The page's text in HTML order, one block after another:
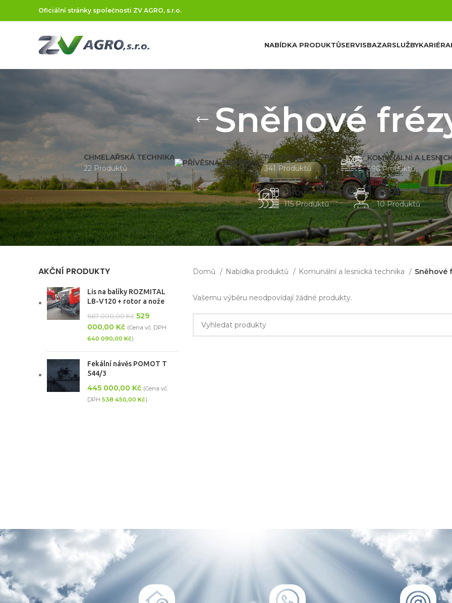
Oficiální stránky společnosti ZV AGRO, s.r.o.
NABÍDKA PRODUKTŮSERVISBAZARSLUŽBYKARIÉRA
Sněhové
CHMELAŘSKÁ TECHNIKA
22 Produktů
PŘÍVĚSNÁ TECHNIKA
341 Produktů
KOMUNÁLNÍ A
396 Produktů
CHOV A USTÁJENÍ
115 Produktů
BAZAR
10 Produktů
AKČNÍ PRODUKTY
Lis na balíky ROZMITAL
LB-V120 + rotor a nože
667 000,00Kč 529
000,00 Kč (Cena vč. DPH
640 090,00 Kč)
Fekální návěs POMOT T
544/3
445 000,00 Kč (Cena vč.
DPH 538 450,00 Kč)
Domů Nabídka produktů Komunální a lesnická technika Sněhové
Vašemu výběru neodpovídají žádné produkty.